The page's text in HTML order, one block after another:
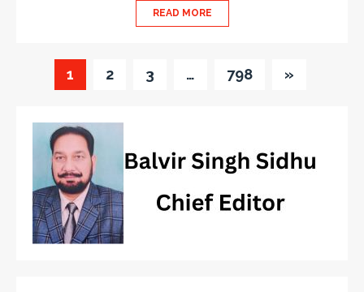
READ MORE
1 2 3 … 798 »